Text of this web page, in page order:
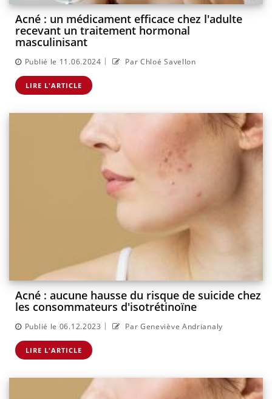
Acné : un médicament efficace chez l'adulte
recevant un traitement hormonal
masculinisant
Publié le 11.06.2024 | Par Chloé Savellon
LIRE L'ARTICLE
Acné : aucune hausse du risque de suicide chez
les consommateurs d'isotrétinoïne
Publié le 06.12.2023 | Par Geneviève Andrianaly
LIRE L'ARTICLE